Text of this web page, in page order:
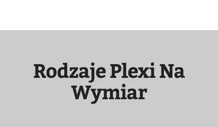
Rodzaje Plexi Na
Wymiar